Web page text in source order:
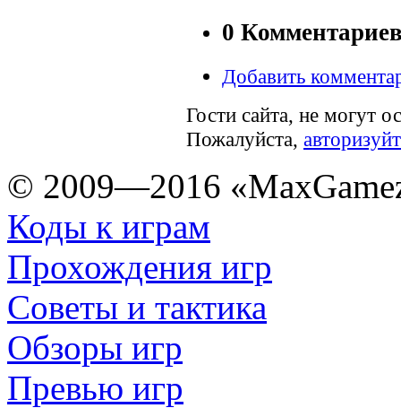
0
Добавить
Гости сайта, не могут
Пожалуйста,
© 2009—2016
Коды к играм
Прохождения игр
Советы и тактика
Обзоры игр
Превью игр